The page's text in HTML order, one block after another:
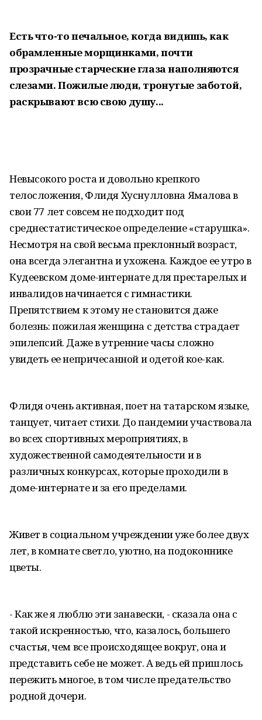
Есть что-то печальное, когда видишь, как
обрамленные морщинками, почти
прозрачные старческие глаза наполняются
слезами. Пожилые люди, тронутые заботой,
раскрывают всю свою душу...
Невысокого роста и довольно крепкого
телосложения, Флидя Хуснулловна Ямалова в
свои 77 лет совсем не подходит под
среднестатистическое определение «старушка».
Несмотря на свой весьма преклонный возраст,
она всегда элегантна и ухожена. Каждое ее утро в
Кудеевском доме-интернате для престарелых и
инвалидов начинается с гимнастики.
Препятствием к этому не становится даже
болезнь: пожилая женщина с детства страдает
эпилепсий. Даже в утренние часы сложно
увидеть ее непричесанной и одетой кое-как.
Флидя очень активная, поет на татарском языке,
танцует, читает стихи. До пандемии участвовала
во всех спортивных мероприятиях, в
художественной самодеятельности и в
различных конкурсах, которые проходили в
доме-интернате и за его пределами.
Живет в социальном учреждении уже более двух
лет, в комнате светло, уютно, на подоконнике
цветы.
- Как же я люблю эти занавески, - сказала она с
такой искренностью, что, казалось, большего
счастья, чем все происходящее вокруг, она и
представить себе не может. А ведь ей пришлось
пережить многое, в том числе предательство
родной дочери.